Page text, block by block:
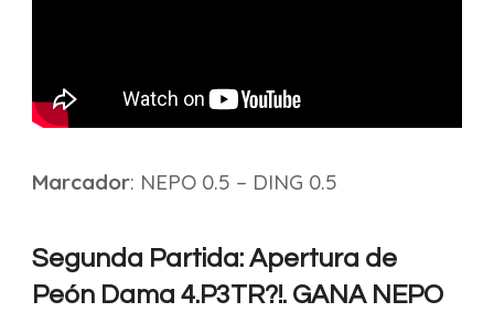
Marcador: NEPO 0.5 – DING 0.5
Segunda Partida: Apertura de
Peón Dama 4.P3TR?!. GANA NEPO